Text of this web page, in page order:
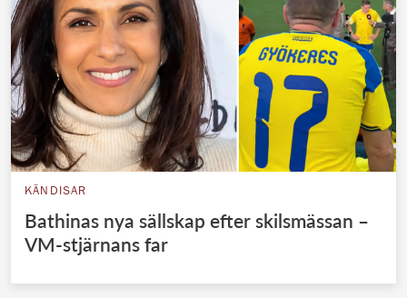
KÄNDISAR
Bathinas nya sällskap efter skilsmässan –
VM-stjärnans far